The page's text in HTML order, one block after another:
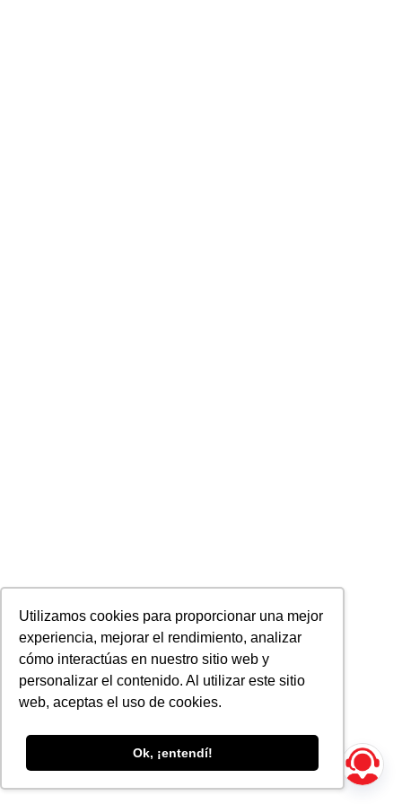
Utilizamos cookies para proporcionar una mejor
experiencia, mejorar el rendimiento, analizar
cómo interactúas en nuestro sitio web y
personalizar el contenido. Al utilizar este sitio
web, aceptas el uso de cookies.
Ok, ¡entendí!